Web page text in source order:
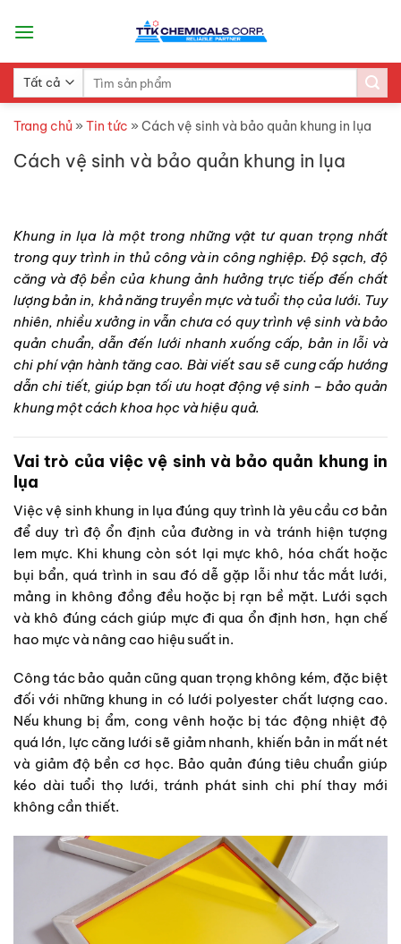
Search
Trang chủ » Tin tức » Cách vệ sinh và bảo quản khung in lụa
Cách vệ sinh và bảo quản khung in lụa
Khung in lụa là một trong những vật tư quan trọng nhất
trong quy trình in thủ công và in công nghiệp. Độ sạch, độ
căng và độ bền của khung ảnh hưởng trực tiếp đến chất
lượng bản in, khả năng truyền mực và tuổi thọ của lưới. Tuy
nhiên, nhiều xưởng in vẫn chưa có quy trình vệ sinh và bảo
quản chuẩn, dẫn đến lưới nhanh xuống cấp, bản in lỗi và
chi phí vận hành tăng cao. Bài viết sau sẽ cung cấp hướng
dẫn chi tiết, giúp bạn tối ưu hoạt động vệ sinh – bảo quản
khung một cách khoa học và hiệu quả.
Vai trò của việc vệ sinh và bảo quản khung in
lụa
Việc vệ sinh khung in lụa đúng quy trình là yêu cầu cơ bản
để duy trì độ ổn định của đường in và tránh hiện tượng
lem mực. Khi khung còn sót lại mực khô, hóa chất hoặc
bụi bẩn, quá trình in sau đó dễ gặp lỗi như tắc mắt lưới,
mảng in không đồng đều hoặc bị rạn bề mặt. Lưới sạch
và khô đúng cách giúp mực đi qua ổn định hơn, hạn chế
hao mực và nâng cao hiệu suất in.
Công tác bảo quản cũng quan trọng không kém, đặc biệt
đối với những khung in có lưới polyester chất lượng cao.
Nếu khung bị ẩm, cong vênh hoặc bị tác động nhiệt độ
quá lớn, lực căng lưới sẽ giảm nhanh, khiến bản in mất nét
và giảm độ bền cơ học. Bảo quản đúng tiêu chuẩn giúp
kéo dài tuổi thọ lưới, tránh phát sinh chi phí thay mới
không cần thiết.